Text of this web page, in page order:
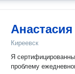
Киреевск
Я
проблему